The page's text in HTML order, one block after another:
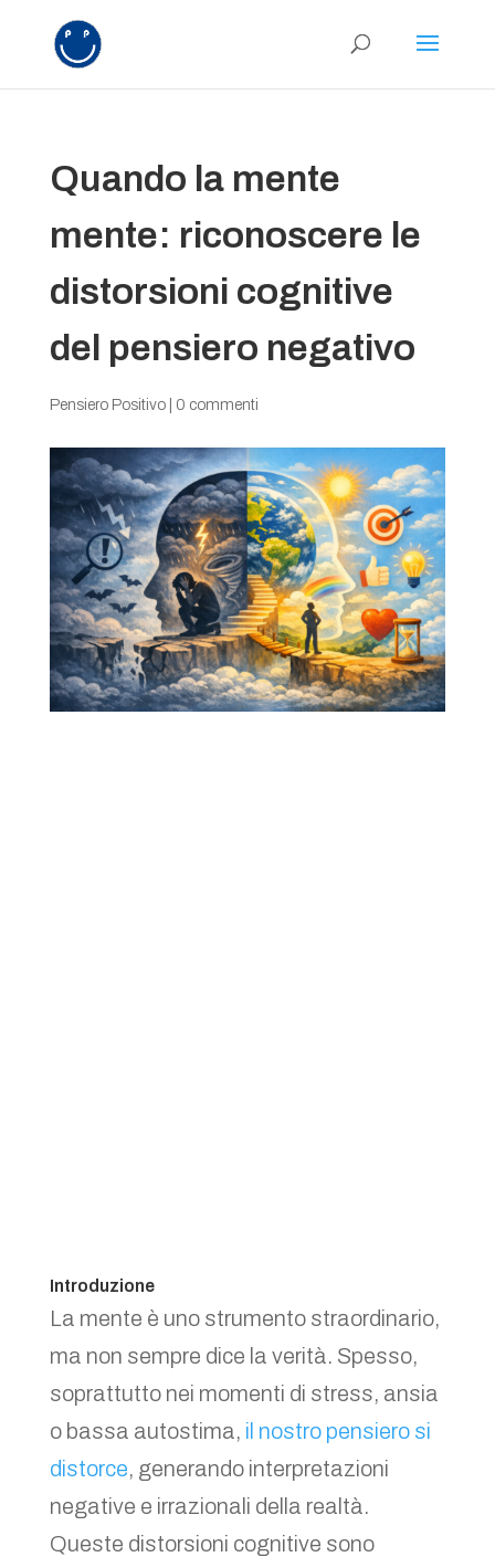
Quando la mente
mente: riconoscere le
distorsioni cognitive
del pensiero negativo
Pensiero Positivo| 0 commenti
Introduzione
La mente è uno strumento straordinario,
ma non sempre dice la verità. Spesso,
soprattutto nei momenti di stress, ansia
o bassa autostima, il nostro pensiero si
distorce, generando interpretazioni
negative e irrazionali della realtà.
Queste distorsioni cognitive sono